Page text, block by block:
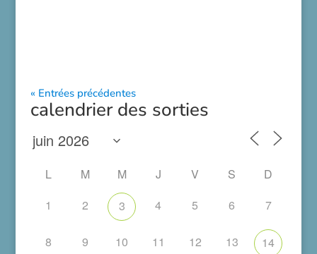
« Entrées précédentes
calendrier des sorties
L M M J V S
D
1
2 3 4 5 6 7
8 9 10 11 12 13 14